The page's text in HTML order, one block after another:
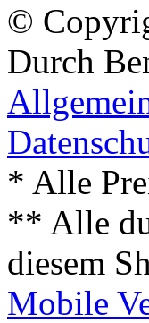
©
Durch
* Alle
** Alle
diesem
Mobile